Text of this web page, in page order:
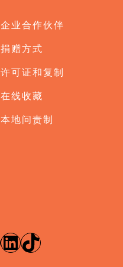
企业合作伙伴
捐赠方式
许可证和复制
在线收藏
本地问责制
ǞǞǞTikTok